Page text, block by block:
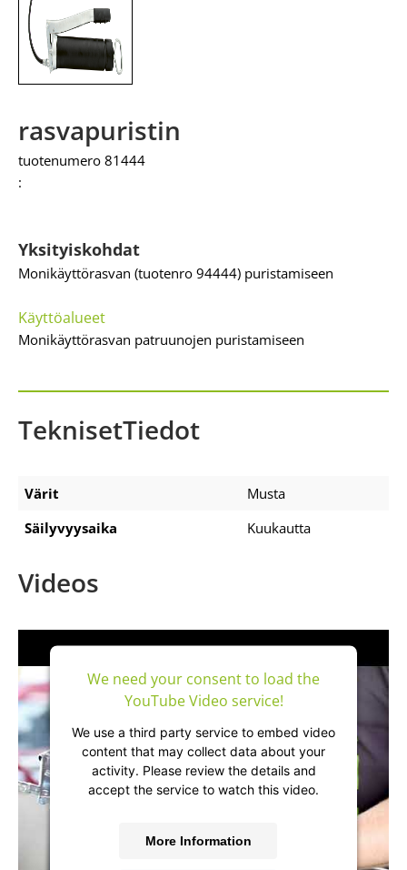
rasvapuristin
tuotenumero 81444
:
Yksityiskohdat
Monikäyttörasvan (tuotenro 94444) puristamiseen
Käyttöalueet
Monikäyttörasvan patruunojen puristamiseen
TeknisetTiedot
Värit
Musta
Säilyvyysaika
Kuukautta
Videos
We need your consent to load the
YouTube Video service!
We use a third party service to embed video
content that may collect data about your
activity. Please review the details and
accept the service to watch this video.
More Information